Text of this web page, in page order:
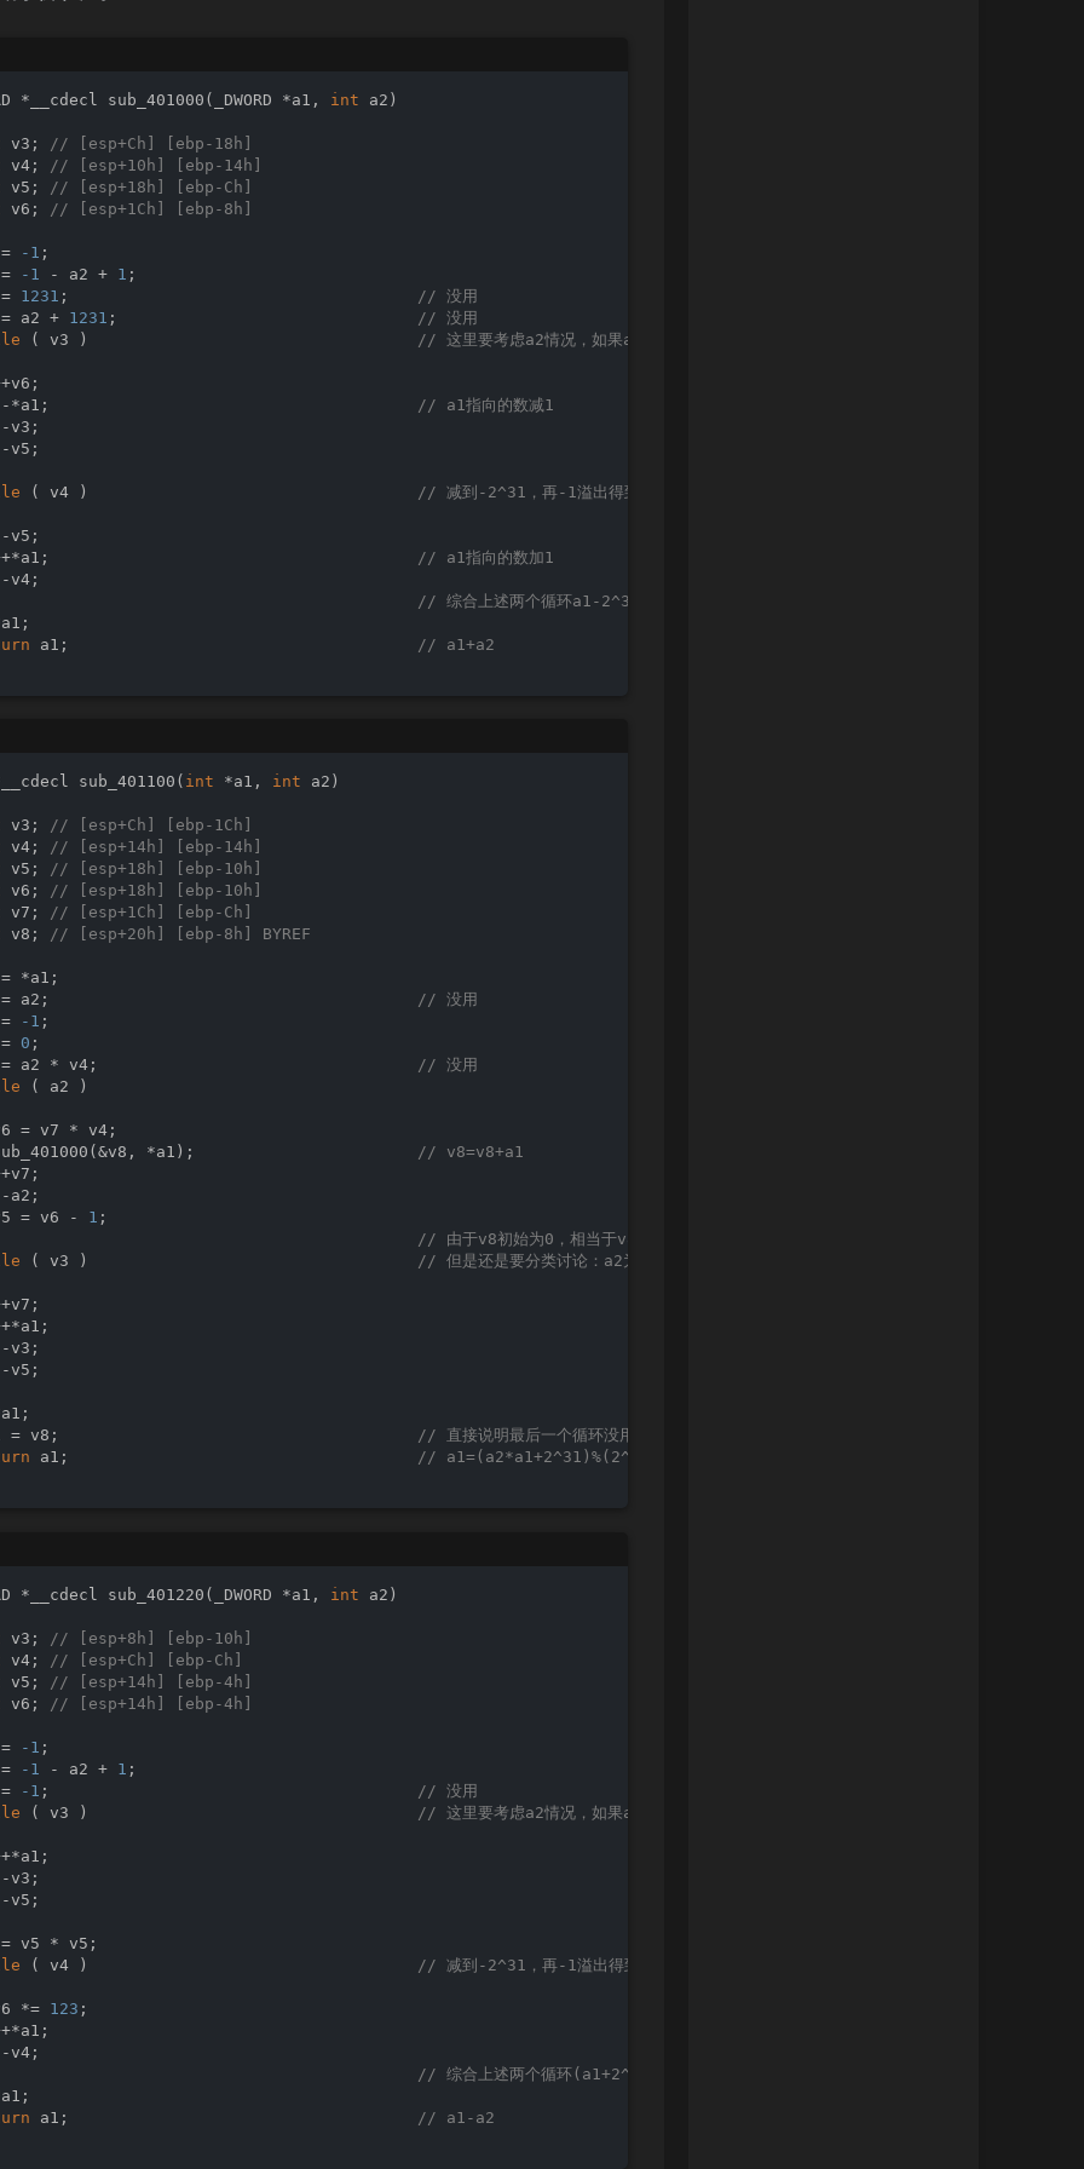
*v62;
v64; // eax
v66; // eax
v67; // eax
v68; // eax
v69; // eax
v71;
v72;
// eax
v73; // eax
v74; // eax
v75; // eax
v77;
v78;
*v79;
*v80;
*v81;
v82; // eax
*v83;
*v84;
v85;
*v86;
*v87;
v88;
v89; // eax
*v95;
// eax
*v96;
v97; // eax
v98; // eax
v99; // eax
v100; // eax
v101; // eax
v102; // eax
v104;
v105;
v106;
v107;
v108; // eax
v109; // eax
*v111;
// eax
*v112;
// eax
*v113;
v115;
v116;
// [esp-4h] [ebp-98h]
i;
// [esp+4h] [ebp-90h]
v120[
v121;
v122;
v123;
v125;
v126;
v127;
v133; // [esp+6Ch] [ebp-28h] BYREF
v134; // [esp+70h] [ebp-24h] BYREF
// [esp+74h] [ebp-20h] BYREF
v136;
// [esp+78h] [ebp-1Ch] BYREF
v137;
// [esp+7Ch] [ebp-18h] BYREF
v138;
// [esp+80h] [ebp-14h] BYREF
v139;
// [esp+84h] [ebp-10h] BYREF
( i = 0; i <
=
] =
;
sub_401100(v120,
sub_401220(v3,
sub_401000(&v120[
sub_401220(v5,
sub_401000(v6,
sub_401000(v7,
sub_401100(v8,
= sub_401100(&v120[
= sub_401220(v10,
= sub_401100(v11,
= sub_401000(&v120[
*__cdecl sub_401000 (_DWORD *a1, int a2)
v3;
// [esp+Ch] [ebp-18h]
v4;
// [esp+10h] [ebp-14h]
v5;
// [esp+18h] [ebp-Ch]
v6; // [esp+1Ch] [ebp-8h]
-1 ;
-1 - a2 + 1 ;
1231 ;
// 没用
a2 +
1231 ;
// 没用
( v3 )
// 这里要考虑a2情况，如果a2=2^31，那么v3=2^31-1，共减2^31-1；其他v3=-a2，共
--*a1;
// a1指向的数减1
v3;
v5;
( v4 )
// 减到-2^31，再-1溢出得到2^31-1，之后减到0：共减2^32-2
v5;
++*a1;
// a1指向的数加1
v4;
}
// 综合上述两个循环a1-2^32+a2+1+2^32-2=a1+a2-1
a1;
// a1+a2
sub_401100 ( int *a1, int a2)
v3;
// [esp+Ch] [ebp-1Ch]
v4;
// [esp+14h] [ebp-14h]
v5;
// [esp+18h] [ebp-10h]
v6;
// [esp+18h] [ebp-10h]
v7;
// [esp+1Ch] [ebp-Ch]
v8; // [esp+20h] [ebp-8h] BYREF
*a1;
v5 = a2;
// 没用
-1 ;
0 ;
v7 = a2 * v4;
// 没用
( a2 )
= v7 * v4;
sub_401000(&v8, *a1);
// v8=v8+a1
a2;
= v6 -
1 ;
}
// 由于v8初始为0，相当于v8=a2*a1
( v3 )
// 但是还是要分类讨论：a2为正数，加a2次，v8=(a2*a1+2^31)%(2^32-1)-2^31
v3;
v5;
*a1 = v8;
// 直接说明最后一个循环没用
a1;
// a1=(a2*a1+2^31)%(2^32-1)-2^31=a1*a2
*__cdecl sub_401220 (_DWORD *a1, int a2)
v3;
// [esp+8h] [ebp-10h]
v4;
// [esp+Ch] [ebp-Ch]
v5;
// [esp+14h] [ebp-4h]
v6; // [esp+14h] [ebp-4h]
-1 ;
-1 - a2 + 1 ;
-1 ;
// 没用
( v3 )
// 这里要考虑a2情况，如果a2=2^31，那么v3=2^31-1，共减2^31-1；其他v3=-a2，共
v3;
v5;
v5 * v5;
( v4 )
// 减到-2^31，再-1溢出得到2^31-1，之后减到0：共减2^32-2
*=
123 ;
v4;
}
// 综合上述两个循环(a1+2^32-a2-1+2^32-2)%(2^32-1)=a1-a2-1
a1;
// a1-a2